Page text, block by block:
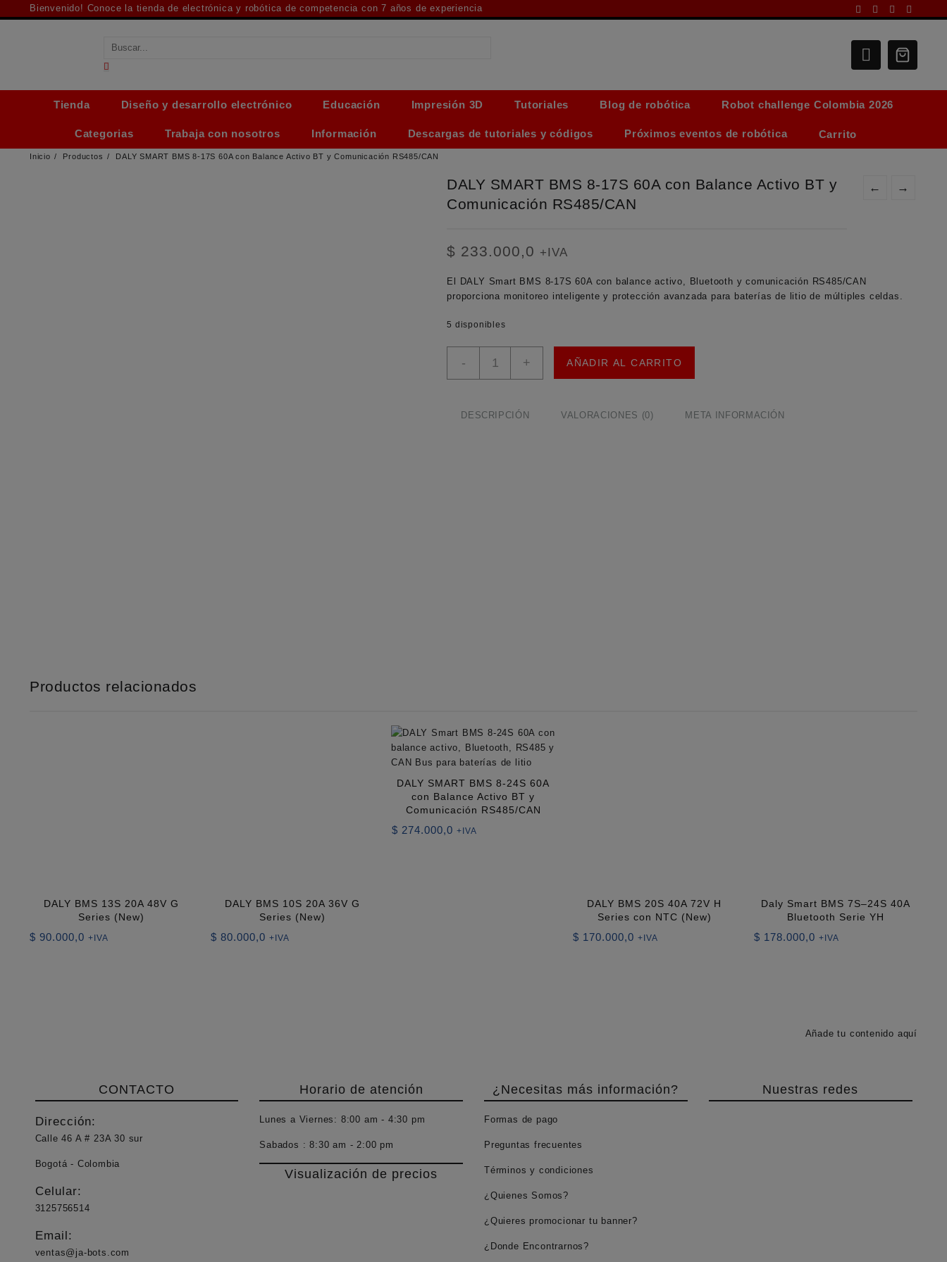
al
Bienvenido! Conoce la tienda de electrónica y robótica de competencia con 7 años de experiencia
Tienda Diseño y desarrollo electrónico Educación Impresión 3D Tutoriales Blog de robótica Robot challenge Colombia 2026
Categorias Trabaja con nosotros Información Descargas de tutoriales y códigos Próximos eventos de robótica Carrito
Inicio Productos DALY SMART BMS 8-17S 60A con Balance Activo BT y Comunicación RS485/CAN
← →
DALY SMART BMS 8-17S 60A con Balance Activo BT y
Comunicación RS485/CAN
$ 233.000,0 +IVA
El DALY Smart BMS 8-17S 60A con balance activo, Bluetooth y comunicación RS485/CAN
proporciona monitoreo inteligente y protección avanzada para baterías de litio de múltiples celdas.
5 disponibles
-
SMART
17S
+ AÑADIR AL CARRITO
DESCRIPCIÓN VALORACIONES (0) META INFORMACIÓN
Productos relacionados
DALY BMS 13S 20A 48V G
Series (New)
$ 90.000,0 +IVA
DALY BMS 10S 20A 36V G
Series (New)
$ 80.000,0 +IVA
DALY SMART BMS 8-24S 60A
con Balance Activo BT y
Comunicación RS485/CAN
$ 274.000,0 +IVA
DALY BMS 20S 40A 72V H
Series con NTC (New)
$ 170.000,0 +IVA
Daly Smart BMS 7S–24S 40A
Bluetooth Serie YH
$ 178.000,0 +IVA
Añade tu contenido aquí
CONTACTO
Dirección:
Calle 46 A # 23A 30 sur
Bogotá - Colombia
Celular:
3125756514
Email:
ventas@ja-bots.com
Horario de atención
Lunes a Viernes: 8:00 am - 4:30 pm
Sabados :8:30 am - 2:00 pm
Visualización de precios
¿Necesitas más información?
Formas de pago
Preguntas frecuentes
Términos y condiciones
¿Quienes Somos?
¿Quieres promocionar tu banner?
¿Donde Encontrarnos?
Nuestras redes